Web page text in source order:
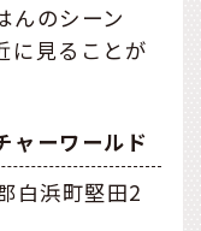
んのシーン
に見ることが
ャーワールド
白浜町堅田2